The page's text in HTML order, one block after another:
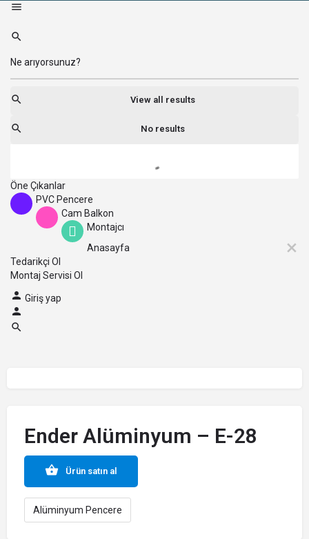
View all results
No results
Öne Çıkanlar
PVC Pencere
Cam Balkon
Montajcı
Anasayfa
Tedarikçi Ol
Montaj Servisi Ol
Giriş yap
Ender Alüminyum – E-28
Ürün satın al
Alüminyum Pencere